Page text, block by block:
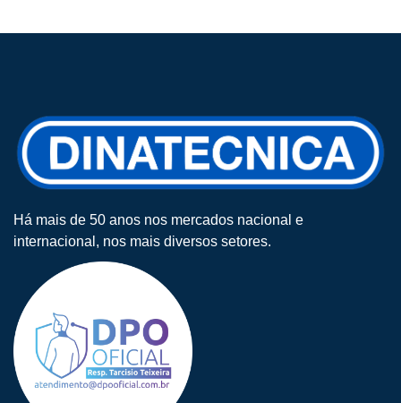
Há mais de 50 anos nos mercados nacional e
internacional, nos mais diversos setores.